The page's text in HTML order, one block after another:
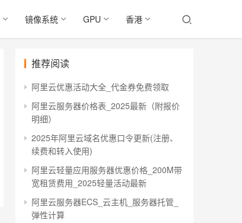
镜像系统 GPU 香港
推荐阅读
阿里云优惠活动大全_代金券免费领取
阿里云服务器价格表_2025最新（附报价
明细）
2025年阿里云域名优惠口令更新(注册、
续费和转入使用)
阿里云轻量应用服务器优惠价格_200M带
宽租赁费用_2025轻量活动最新
阿里云服务器ECS_云主机_服务器托管_
弹性计算